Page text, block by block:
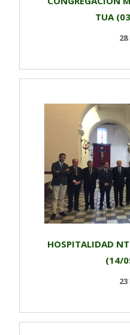
TUA
28
HOSPITALIDAD
(14/
23